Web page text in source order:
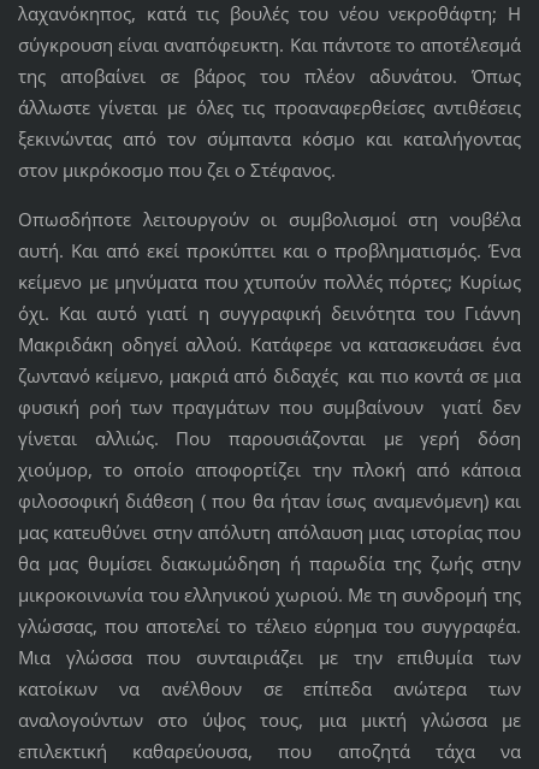
λαχανόκηπος, κατά τις βουλές του νέου νεκροθάφτη; Η
σύγκρουση είναι αναπόφευκτη. Και πάντοτε το αποτέλεσμά
της αποβαίνει σε βάρος του πλέον αδυνάτου. Όπως
άλλωστε γίνεται με όλες τις προαναφερθείσες αντιθέσεις
ξεκινώντας από τον σύμπαντα κόσμο και καταλήγοντας
στον μικρόκοσμο που ζει ο Στέφανος.
Οπωσδήποτε λειτουργούν οι συμβολισμοί στη νουβέλα
αυτή. Και από εκεί προκύπτει και ο προβληματισμός. Ένα
κείμενο με μηνύματα που χτυπούν πολλές πόρτες; Κυρίως
όχι. Και αυτό γιατί η συγγραφική δεινότητα του Γιάννη
Μακριδάκη οδηγεί αλλού. Κατάφερε να κατασκευάσει ένα
ζωντανό κείμενο, μακριά από διδαχές και πιο κοντά σε μια
φυσική ροή των πραγμάτων που συμβαίνουν γιατί δεν
γίνεται αλλιώς. Που παρουσιάζονται με γερή δόση
χιούμορ, το οποίο αποφορτίζει την πλοκή από κάποια
φιλοσοφική διάθεση ( που θα ήταν ίσως αναμενόμενη) και
μας κατευθύνει στην απόλυτη απόλαυση μιας ιστορίας που
θα μας θυμίσει διακωμώδηση ή παρωδία της ζωής στην
μικροκοινωνία του ελληνικού χωριού. Με τη συνδρομή της
γλώσσας, που αποτελεί το τέλειο εύρημα του συγγραφέα.
Μια γλώσσα που συνταιριάζει με την επιθυμία των
κατοίκων να ανέλθουν σε επίπεδα ανώτερα των
αναλογούντων στο ύψος τους, μια μικτή γλώσσα με
επιλεκτική καθαρεύουσα, που αποζητά τάχα να